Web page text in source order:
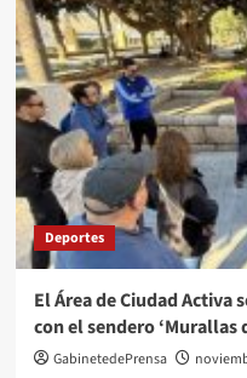
del
club
Mintonette
entrena
en
la
Plaza
de
las
Velas
y
gran
espectáculo
del
Deportes
El Área de Ciudad Activa
con el sendero ‘Murallas
GabinetedePrensa